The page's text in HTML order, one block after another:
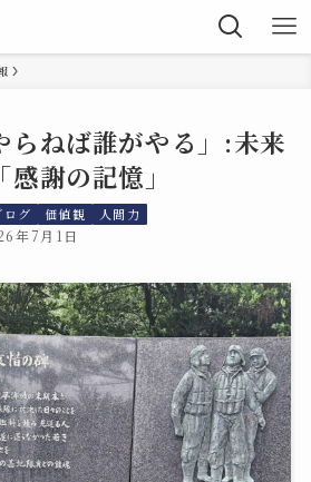
らねば誰がやる」:未来
謝の記憶」
ログ 価値観 人間力
年7月1日